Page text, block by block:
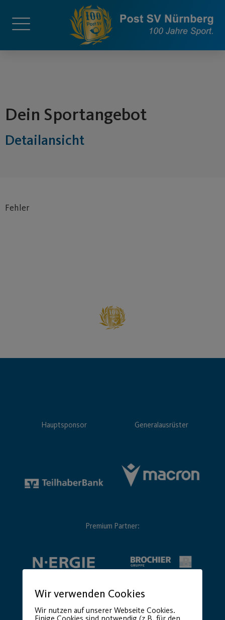
Dein Sportangebot
Detailansicht
Fehler
Hauptsponsor Generalausrüster
Premium Partner:
Wir verwenden Cookies
Wir nutzen auf unserer Webseite Cookies.